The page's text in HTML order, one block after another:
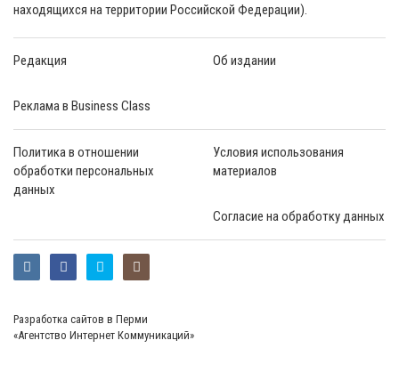
находящихся на территории Российской Федерации).
Редакция Об издании
Реклама в Business Class
Политика в отношении
обработки персональных
данных
Условия использования
материалов
Согласие на обработку данных
Разработка сайтов в Перми
«Агентство Интернет Коммуникаций»